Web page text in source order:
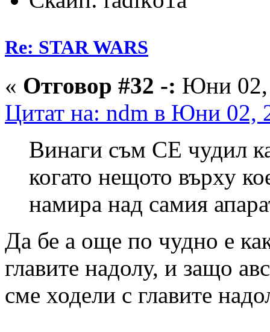
Re: STAR WARS
« Отговор #32 -: Юни 02,
Цитат на: ndm в Юни 02,
Винаги съм СЕ чудил
когато нещото върху
намира над самия
Да бе а още по чудно е
главите надолу, и защо
сме ходели с главите